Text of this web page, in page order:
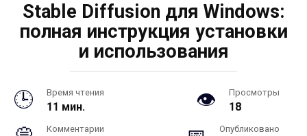
Stable Diffusion для Windows:
полная инструкция установки
и использования
Время чтения
11 мин.
Просмотры
18
Комментарии Опубликовано